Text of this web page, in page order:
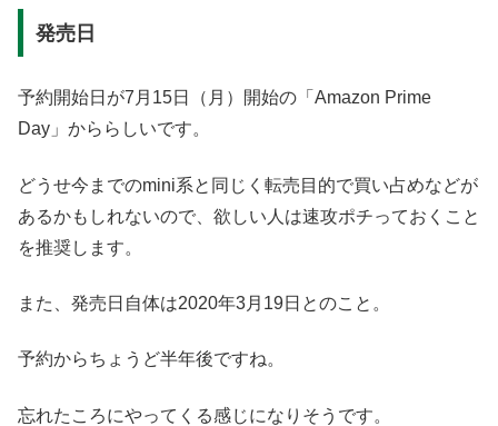
発売日
予約開始日が7月15日（月）開始の「Amazon Prime
Day」かららしいです。
どうせ今までのmini系と同じく転売目的で買い占めなどが
あるかもしれないので、欲しい人は速攻ポチっておくこと
を推奨します。
また、発売日自体は2020年3月19日とのこと。
予約からちょうど半年後ですね。
忘れたころにやってくる感じになりそうです。